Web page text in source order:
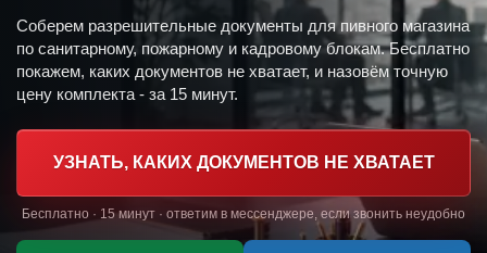
Соберем разрешительные документы для пивного магазина
по санитарному, пожарному и кадровому блокам. Бесплатно
покажем, каких документов не хватает, и назовём точную
цену комплекта - за 15 минут.
УЗНАТЬ, КАКИХ ДОКУМЕНТОВ НЕ ХВАТАЕТ
Бесплатно · 15 минут · ответим в мессенджере, если звонить неудобно